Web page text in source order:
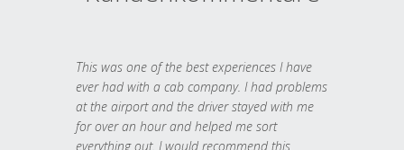
This was one of the best experiences I have
ever had with a cab company. I had problems
at the airport and the driver stayed with me
for over an hour and helped me sort
everything out. I would recommend this